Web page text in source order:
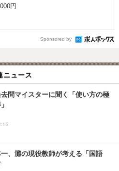
円
Sponsored by
ニュース
問マイスターに聞く「使い方の極
、灘の現役教師が考える「国語